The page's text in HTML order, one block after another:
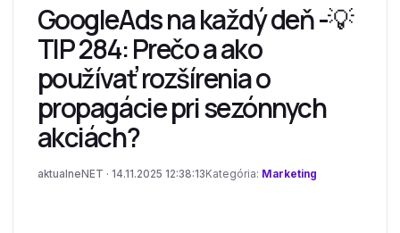
GoogleAds na každý deň -💡
TIP 284: Prečo a ako
používať rozšírenia o
propagácie pri sezónnych
akciách?
aktualneNET · 14.11.2025 12:38:13 Kategória: Marketing